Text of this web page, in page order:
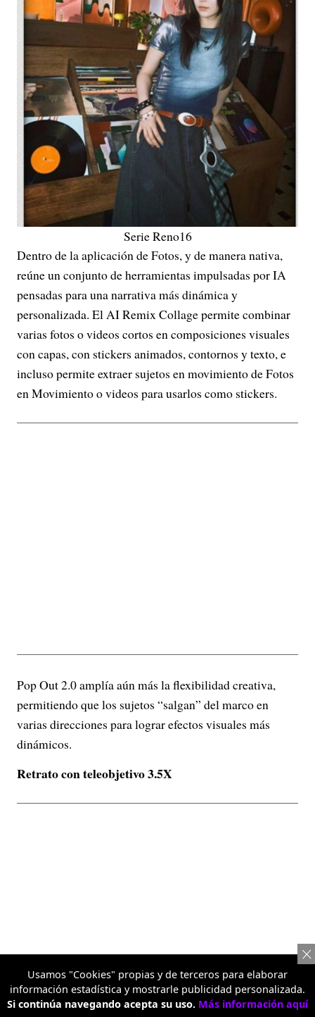
Serie Reno16
Dentro de la aplicación de Fotos, y de manera nativa,
reúne un conjunto de herramientas impulsadas por IA
pensadas para una narrativa más dinámica y
personalizada. El AI Remix Collage permite combinar
varias fotos o videos cortos en composiciones visuales
con capas, con stickers animados, contornos y texto, e
incluso permite extraer sujetos en movimiento de Fotos
en Movimiento o videos para usarlos como stickers.
Pop Out 2.0 amplía aún más la flexibilidad creativa,
permitiendo que los sujetos “salgan” del marco en
varias direcciones para lograr efectos visuales más
dinámicos.
Retrato con teleobjetivo 3.5X
Usamos "Cookies" propias y de terceros para elaborar
información estadística y mostrarle publicidad personalizada.
Si continúa navegando acepta su uso. Más información aquí